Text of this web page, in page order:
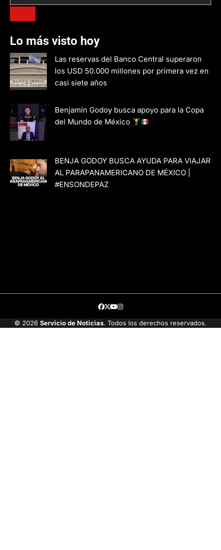
Lo más visto hoy
Las reservas del Banco Central superaron
los USD 50.000 millones por primera vez en
casi siete años
Benjamín Godoy busca apoyo para la Copa
del Mundo de México
BENJA GODOY BUSCA AYUDA PARA VIAJAR
AL PARAPANAMERICANO DE MÉXICO |
#ENSONDEPAZ
Facebook
TwitterYoutube
Instagram
© 2026 Servicio de Noticias. Todos los derechos reservados.